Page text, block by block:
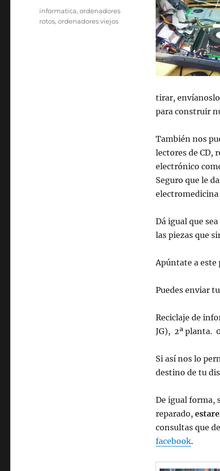
tirar, envíanoslo
para construir
También nos
lectores de CD,
electrónico
Seguro que le
electromedicina
Dá igual que
las piezas que
Apúntate a este
Puedes enviar
Reciclaje de
JG), 2ª planta.
Si así nos lo
destino de tu
De igual forma,
reparado,
consultas que
facebook.
Etiquetas
informatica,ordenadores
rotos,ordenadores viejos